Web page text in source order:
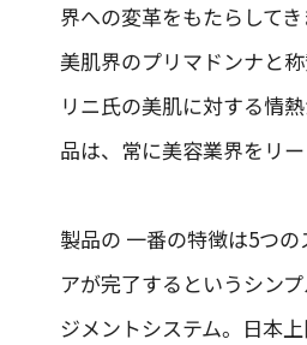
界への変革をもたらしてき
美肌界のプリマドンナと
リニ氏の美肌に対する情
品は、常に美容業界をリー
製品の 一番の特徴は5つ
アが完了するというシン
ジメントシステム。日本